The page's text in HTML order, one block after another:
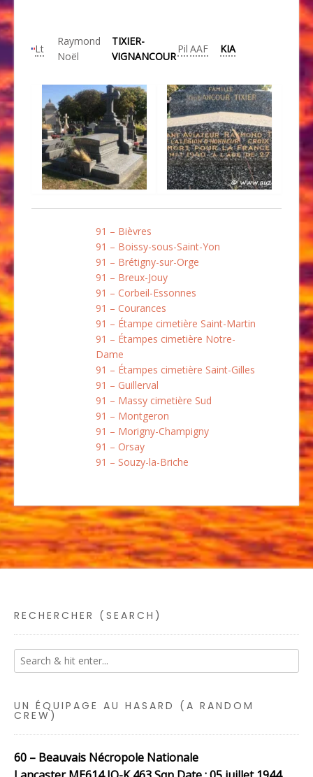
Lt
Raymond
Noël
TIXIER-
VIGNANCOUR
Pil AAF KIA
91 – Bièvres
91 – Boissy-sous-Saint-Yon
91 – Brétigny-sur-Orge
91 – Breux-Jouy
91 – Corbeil-Essonnes
91 – Courances
91 – Étampe cimetière Saint-Martin
91 – Étampes cimetière Notre-
Dame
91 – Étampes cimetière Saint-Gilles
91 – Guillerval
91 – Massy cimetière Sud
91 – Montgeron
91 – Morigny-Champigny
91 – Orsay
91 – Souzy-la-Briche
RECHERCHER (SEARCH)
UN ÉQUIPAGE AU HASARD (A RANDOM
CREW)
60 – Beauvais Nécropole Nationale